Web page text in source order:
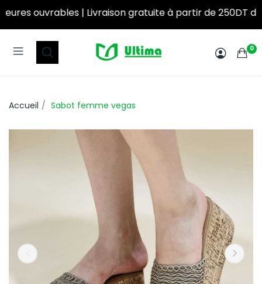
ouvrables | Livraison gratuite à partir de 250DT d’achat!
0
Accueil Sabot femme vegas